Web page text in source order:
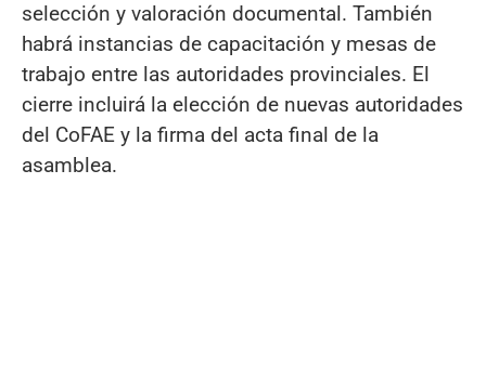
selección y valoración documental. También
habrá instancias de capacitación y mesas de
trabajo entre las autoridades provinciales. El
cierre incluirá la elección de nuevas autoridades
del CoFAE y la firma del acta final de la
asamblea.